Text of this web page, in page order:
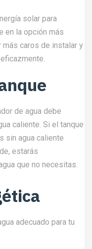
solar para
en la opción más
caros de instalar y
de agua debe
caliente. Si el tanque
sin agua caliente
estarás
que no necesitas.